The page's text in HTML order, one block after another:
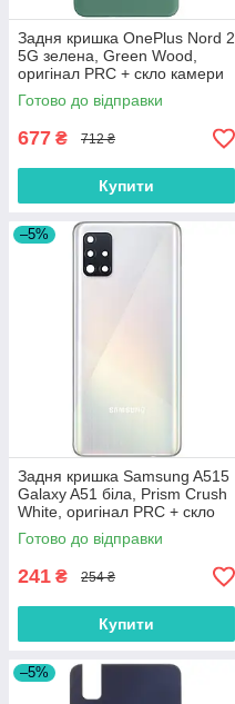
Задня кришка OnePlus Nord 2
5G зелена, Green Wood,
оригінал PRC + скло камери
Готово до відправки
677 ₴ 712 ₴
Купити
–5%
Задня кришка Samsung A515
Galaxy A51 біла, Prism Crush
White, оригінал PRC + скло
камери
Готово до відправки
241 ₴ 254 ₴
Купити
–5%